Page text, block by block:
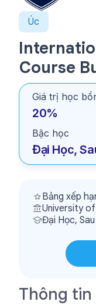
Úc
Course
Giá trị học
20%
Bậc học
Đại Học,
Bảng xếp
University
Đại Học,
Thông